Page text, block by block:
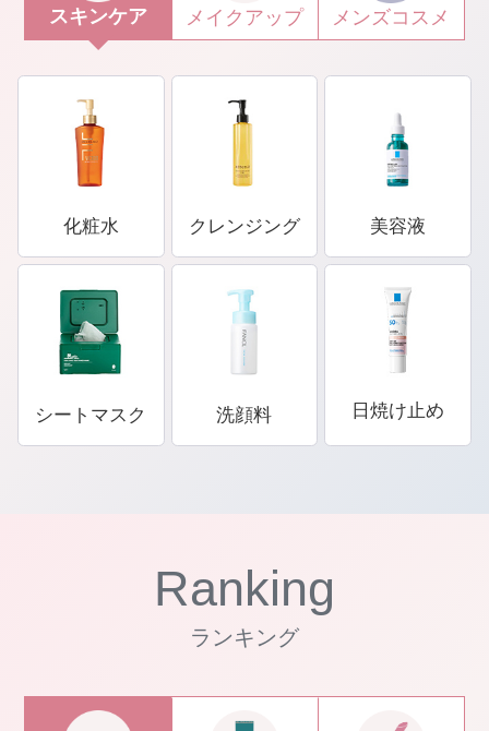
スキンケア メイクアップ メンズコスメ
化粧水 クレンジング 美容液
シートマスク 洗顔料 日焼け止め
Ranking
ランキング